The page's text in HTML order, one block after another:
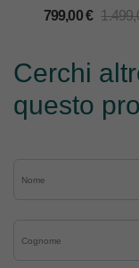
799,00€
Cerchi
questo